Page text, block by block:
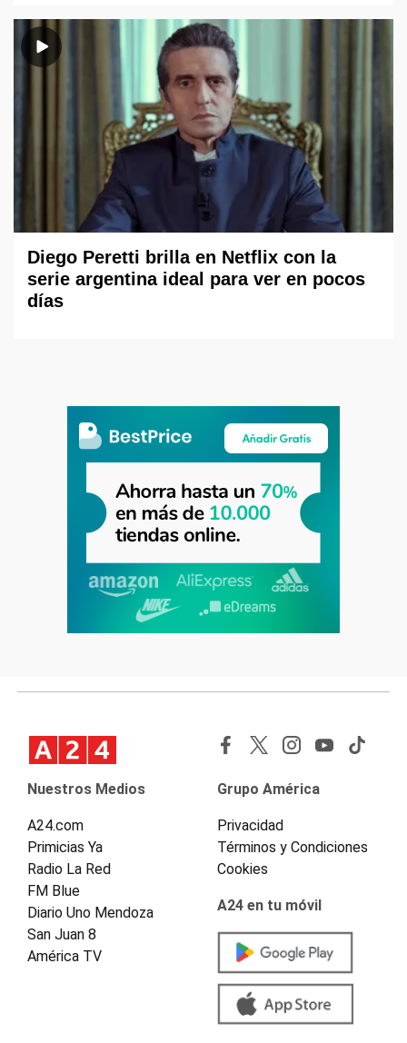
Diego Peretti brilla en Netflix con la
serie argentina ideal para ver en pocos
días
Nuestros Medios
A24.com
Primicias Ya
Radio La Red
FM Blue
Diario Uno Mendoza
San Juan 8
América TV
Grupo América
Privacidad
Términos y Condiciones
Cookies
A24 en tu móvil